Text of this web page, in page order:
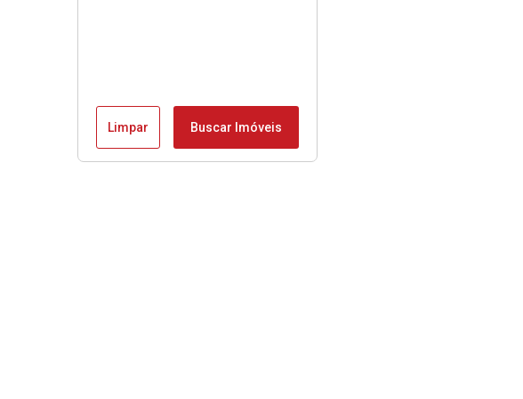
Limpar Buscar Imóveis